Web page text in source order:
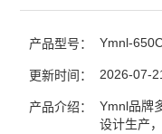
产品型号： Ymnl-
更新时间： 2026-07-
产品介绍：
Ymnl品牌
设计生产